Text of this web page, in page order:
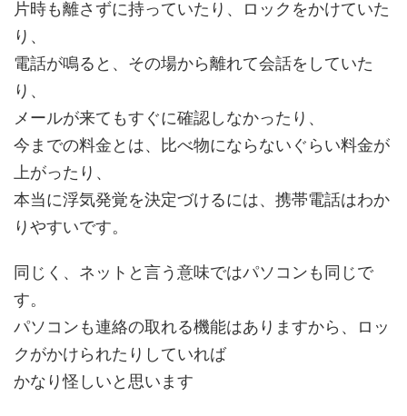
片時も離さずに持っていたり、ロックをかけていた
り、
電話が鳴ると、その場から離れて会話をしていた
り、
メールが来てもすぐに確認しなかったり、
今までの料金とは、比べ物にならないぐらい料金が
上がったり、
本当に浮気発覚を決定づけるには、携帯電話はわか
りやすいです。
同じく、ネットと言う意味ではパソコンも同じで
す。
パソコンも連絡の取れる機能はありますから、ロッ
クがかけられたりしていれば
かなり怪しいと思います